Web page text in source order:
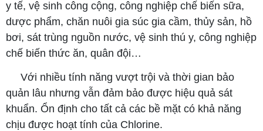
y tế, vệ sinh công cộng, công nghiệp chế biến sữa,
dược phẩm, chăn nuôi gia súc gia cầm, thủy sản, hồ
bơi, sát trùng nguồn nước, vệ sinh thú y, công nghiệp
chế biến thức ăn, quân đội…
Với nhiều tính năng vượt trội và thời gian bảo
quản lâu nhưng vẫn đảm bảo được hiệu quả sát
khuẩn. Ổn định cho tất cả các bề mặt có khả năng
chịu được hoạt tính của Chlorine.